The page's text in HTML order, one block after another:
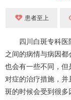
患者至上
四川白斑专科医
之间的病情与病因
也会有一些不同，但
对症的治疗措施，并
斑的时候会受到很多